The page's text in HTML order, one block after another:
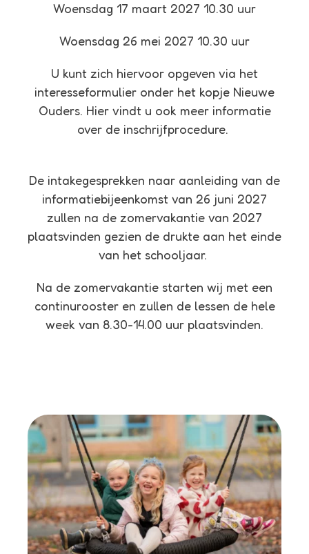
Woensdag 17 maart 2027 10.30 uur
Woensdag 26 mei 2027 10.30 uur
U kunt zich hiervoor opgeven via het
interesseformulier onder het kopje Nieuwe
Ouders. Hier vindt u ook meer informatie
over de inschrijfprocedure.
De intakegesprekken naar aanleiding van de
informatiebijeenkomst van 26 juni 2027
zullen na de zomervakantie van 2027
plaatsvinden gezien de drukte aan het einde
van het schooljaar.
Na de zomervakantie starten wij met een
continurooster en zullen de lessen de hele
week van 8.30-14.00 uur plaatsvinden.